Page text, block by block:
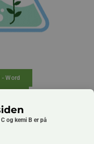
Word
og kemi B er på